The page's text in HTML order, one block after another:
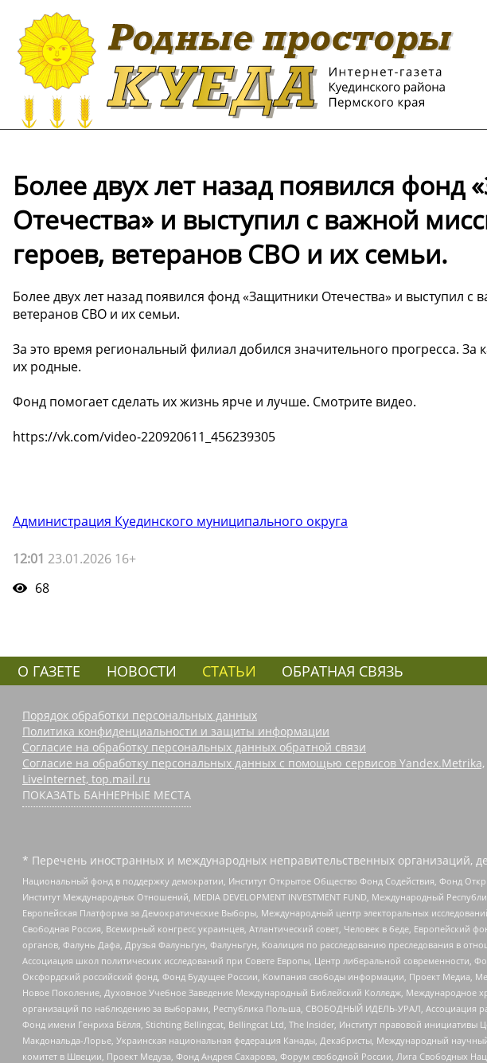
Более двух лет назад появился фонд
Отечества» и выступил с важной
героев, ветеранов СВО и их семьи.
Более двух лет назад появился фонд «Защитники Отечества» и выступил с
ветеранов СВО и их семьи.
За это время региональный филиал добился значительного прогресса.
их родные.
Фонд помогает сделать их жизнь ярче и лучше. Смотрите видео.
https://vk.com/video-220920611_456239305
Администрация Куединского муниципального округа
12:01 23.01.2026 16+
68
О ГАЗЕТЕ НОВОСТИ СТАТЬИ ОБРАТНАЯ СВЯЗЬ
Порядок обработки персональных данных
Политика конфиденциальности и защиты информации
Согласие на обработку персональных данных обратной связи
Согласие на обработку персональных данных с помощью сервисов Yandex.Metrika,
LiveInternet, top.mail.ru
ПОКАЗАТЬ БАННЕРНЫЕ МЕСТА
* Перечень иностранных и международных неправительственных организаций,
Национальный фонд в поддержку демократии, Институт Открытое Общество Фонд Содействия, Фонд
Институт Международных Отношений, MEDIA DEVELOPMENT INVESTMENT FUND, Международный
Европейская Платформа за Демократические Выборы, Международный центр электоральных
Свободная Россия, Всемирный конгресс украинцев, Атлантический совет, Человек в беде,
органов, Фалунь Дафа, Друзья Фалуньгун, Фалуньгун, Коалиция по расследованию преследования в
Ассоциация школ политических исследований при Совете Европы, Центр либеральной современности,
Оксфордский российский фонд, Фонд Будущее России, Компания свободы информации, Проект Медиа,
Новое Поколение, Духовное Учебное Заведение Международный Библейский Колледж, Международное
организаций по наблюдению за выборами, Республика Польша, СВОБОДНЫЙ ИДЕЛЬ-УРАЛ, Ассоциация
Фонд имени Генриха Бёлля, Stichting Bellingcat, Bellingcat Ltd, The Insider, Институт правовой
Макдональда-Лорье, Украинская национальная федерация Канады, Декабристы, Международный
комитет в Швеции, Проект Медуза, Фонд Андрея Сахарова, Форум свободной России, Лига Свободных